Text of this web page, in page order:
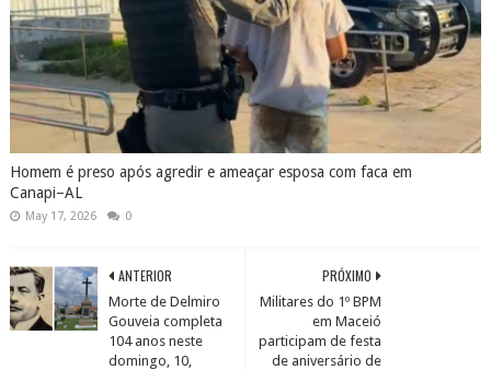
Homem é preso após agredir e ameaçar esposa com faca em
Canapi–AL
May 17, 2026 0
PRÓXIMO
Militares do 1º BPM
em Maceió
participam de festa
de aniversário de
ANTERIOR
Morte de Delmiro
Gouveia completa
104 anos neste
domingo, 10,